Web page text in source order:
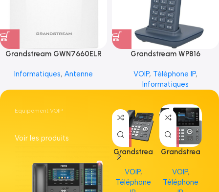
Grandstream GWN7660ELR
Informatiques, Antenne
Grandstream WP816
VOIP, Téléphone IP,
Informatiques
Equipement VOIP
Voir les produits
Grandstrea
m GRP2613
VOIP,
Téléphone
Grandstrea
VOIP,
Téléphone